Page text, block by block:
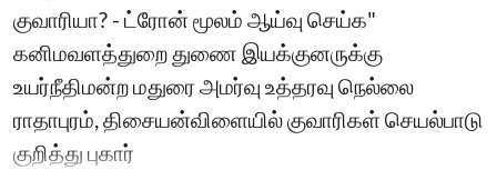
குவாரியா? - ட்ரோன் மூலம் ஆய்வு செய்க"
கனிமவளத்துறை துணை இயக்குனருக்கு
உயர்நீதிமன்ற மதுரை அமர்வு உத்தரவு நெல்லை
ராதாபுரம், திசையன்விளையில் குவாரிகள் செயல்பாடு
குறித்து புகார்